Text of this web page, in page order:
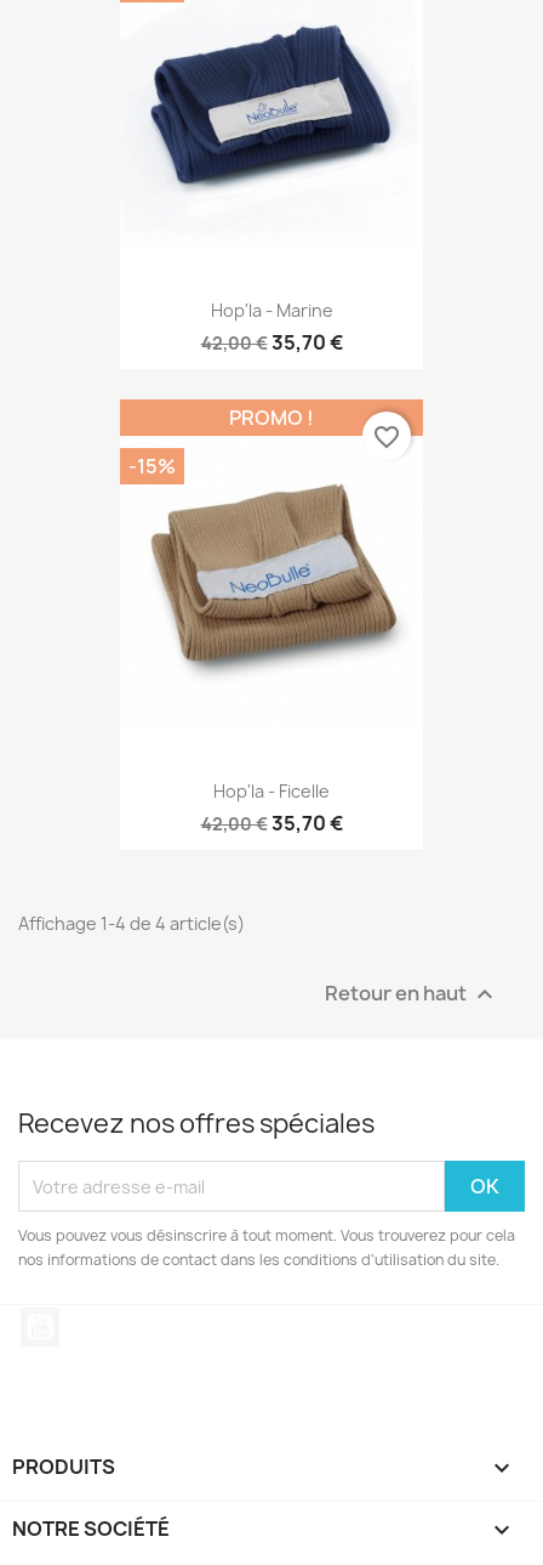
Hop'la - Marine
42,00 €35,70 €
Hop'la - Ficelle
42,00 €35,70 €
PROMO !
-15%
favorite_border
Affichage 1-4 de 4 article(s)
Retour en haut 
Recevez nos offres spéciales
Vous pouvez vous désinscrire à tout moment. Vous trouverez pour cela
nos informations de contact dans les conditions d'utilisation du site.
PRODUITS 
NOTRE SOCIÉTÉ 